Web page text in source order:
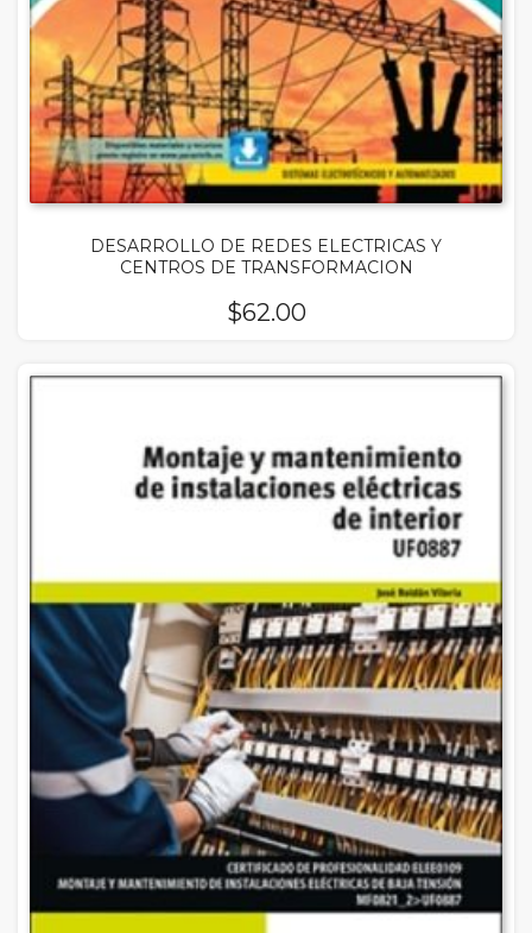
DESARROLLO DE REDES ELECTRICAS Y
CENTROS DE TRANSFORMACION
$62.00